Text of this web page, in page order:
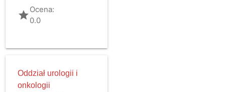
gradeOcena:
0.0
Oddział urologii i
onkologii